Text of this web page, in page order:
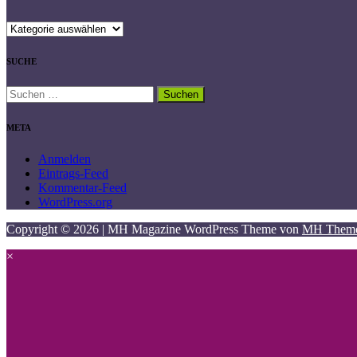
KATEGORIEN
SUCHE
Suchen
nach:
META
Anmelden
Eintrags-Feed
Kommentar-Feed
WordPress.org
Copyright © 2026 | MH Magazine WordPress Theme von MH
×